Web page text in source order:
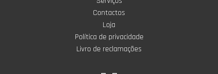
Contactos
Loja
Política de privacidade
Livro de reclamações